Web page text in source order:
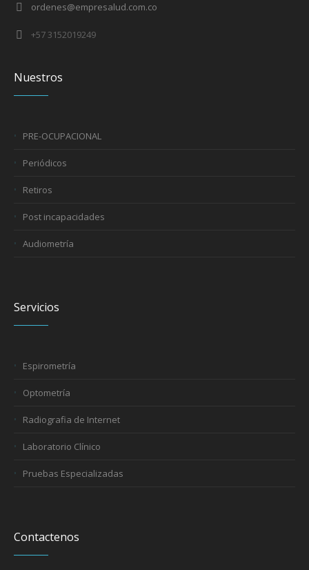
ordenes@empresalud.com.co
+57 3152019249
Nuestros
PRE-OCUPACIONAL
Periódicos
Retiros
Post incapacidades
Audiometría
Servicios
Espirometría
Optometría
Radiografia de Internet
Laboratorio Clínico
Pruebas Especializadas
Contactenos